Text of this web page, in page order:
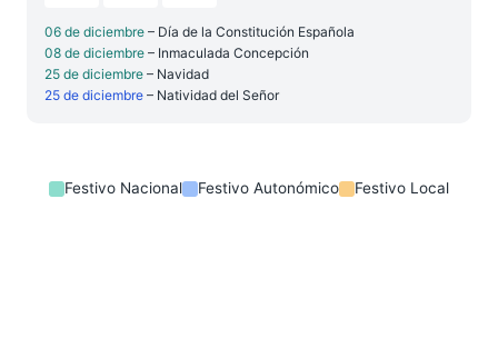
06 de diciembre – Día de la Constitución Española
08 de diciembre – Inmaculada Concepción
25 de diciembre – Navidad
25 de diciembre – Natividad del Señor
Festivo Nacional Festivo Autonómico Festivo Local